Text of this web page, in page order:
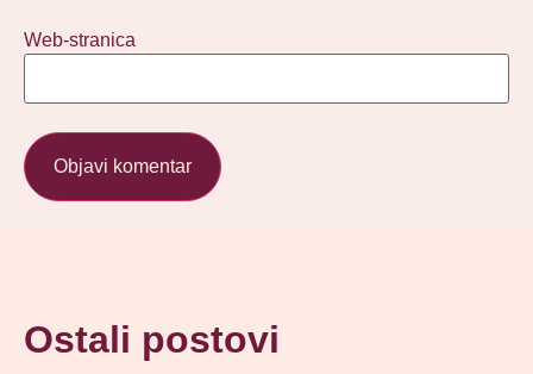
Web-stranica
Ostali postovi